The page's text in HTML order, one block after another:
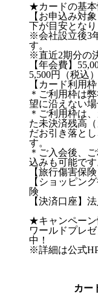
★カードの基
【お申込み対
下が目安となり
※会社設立後3
す。
※直近2期分の
【年会費】
5,500円（税込
【カード利用
＊ご利用枠は
望に沿えない場
＊ご利用枠は
た未決済残高
だお引き落と
す。
＊ご入会後、
込みも可能です
【旅行傷害保
【ショッピン
険
【決済口座】
★キャンペー
ワールドプレ
中！
※詳細は公式
カー